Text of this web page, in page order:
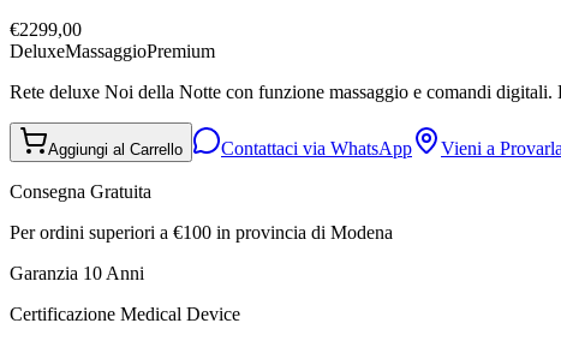
€2299,00
DeluxeMassaggioPremium
Rete deluxe Noi della Notte con funzione massaggio e comandi
Aggiungi al Carrello Contattaci via WhatsApp Vieni a
Consegna Gratuita
Per ordini superiori a €100 in provincia di Modena
Garanzia 10 Anni
Certificazione Medical Device